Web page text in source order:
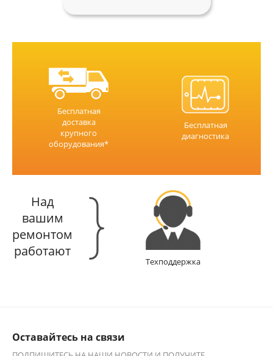
Бесплатная
доставка
крупного
оборудования*
Бесплатная
диагностика
Над
вашим
ремонтом
работают
Техподдержка
Оставайтесь на связи